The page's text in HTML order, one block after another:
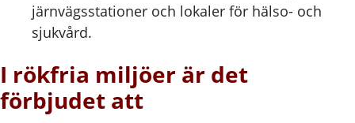
järnvägsstationer och lokaler för hälso- och
sjukvård.
I rökfria miljöer är det
förbjudet att